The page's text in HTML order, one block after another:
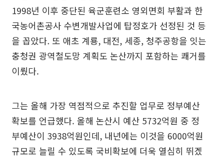
1998년 이후 중단된 육군훈련소 영외면회 부활과 한
국농어촌공사 수변개발사업에 탑정호가 선정된 것 등
을 꼽았다. 또 애초 계룡, 대전, 세종, 청주공항을 잇는
충청권 광역철도망 계획도 논산까지 포함하는 쾌거를
이뤘다.
그는 올해 가장 역점적으로 추진할 업무로 정부예산
확보를 언급했다. 올해 논산시 예산 5732억원 중 정
부예산이 3938억원인데, 내년에는 이것을 6000억원
규모로 늘릴 수 있도록 국비확보에 더욱 열심히 뛰겠